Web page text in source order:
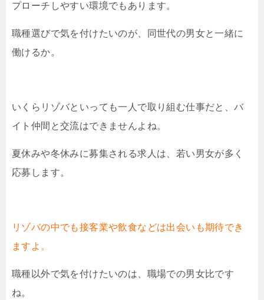
プローチしやすい環境でもあります。
職種選びで気を付けたいのが、同世代の男女と一緒に
働けるか。
いくらリゾバといっても一人で取り組む仕事だと、バ
イト仲間と交流はできませんよね。
夏休みや冬休みに募集される求人は、若い男女が多く
応募します。
リゾバの中でも接客業や飲食などは出会いも期待でき
ますよ。
職種以外で気を付けたいのは、職場での男女比です
ね。